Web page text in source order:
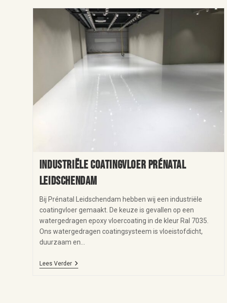
Industriële coatingvloer Prénatal
Leidschendam
Bij Prénatal Leidschendam hebben wij een industriële
coatingvloer gemaakt. De keuze is gevallen op een
watergedragen epoxy vloercoating in de kleur Ral 7035.
Ons watergedragen coatingsysteem is vloeistofdicht,
duurzaam en…
Lees Verder